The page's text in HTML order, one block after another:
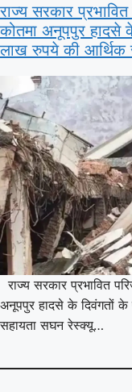
राज्य सरकार
कोतमा अनूपपुर हादसे
लाख रुपये की आर्थिक
राज्य सरकार प्रभावित
अनूपपुर हादसे के दिवंगतों के
सहायता सघन रेस्क्यू…